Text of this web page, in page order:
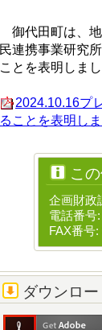
御代田町は、地
民連携事業研究
ことを表明しまし
2024.10.16プ
ることを表明し
こ
企画財政
電話番号
FAX番号:
ダウンロー